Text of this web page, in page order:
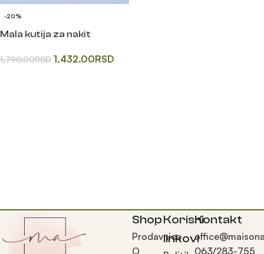
-20%
Mala kutija za nakit
1,790.00RSD 1,432.00RSD
Shop
Prodavnica
O
Korisni
linkovi
Kontakt
063/283-755